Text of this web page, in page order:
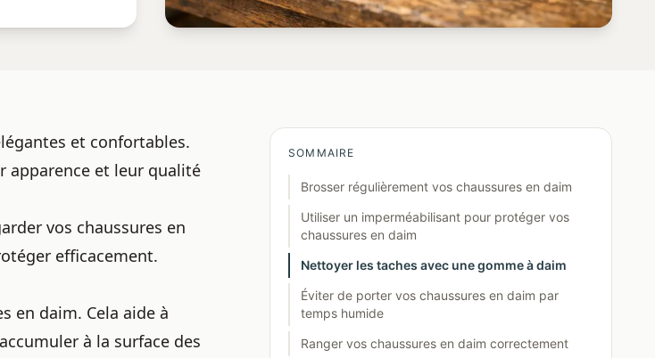
et confortables.
apparence et leur qualité
vos chaussures en
efficacement.
en daim. Cela aide à
à la surface des
SOMMAIRE
Brosser régulièrement vos chaussures en daim
Utiliser un imperméabilisant pour protéger vos
chaussures en daim
Nettoyer les taches avec une gomme à daim
Éviter de porter vos chaussures en daim par
temps humide
Ranger vos chaussures en daim correctement